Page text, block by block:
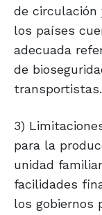
de circulación
los países
adecuada
de
transportistas.
3)
para la
unidad
facilidades
los gobiernos